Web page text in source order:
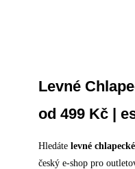
Levné
od 499 Kč |
Hledáte levné
český e-shop pro